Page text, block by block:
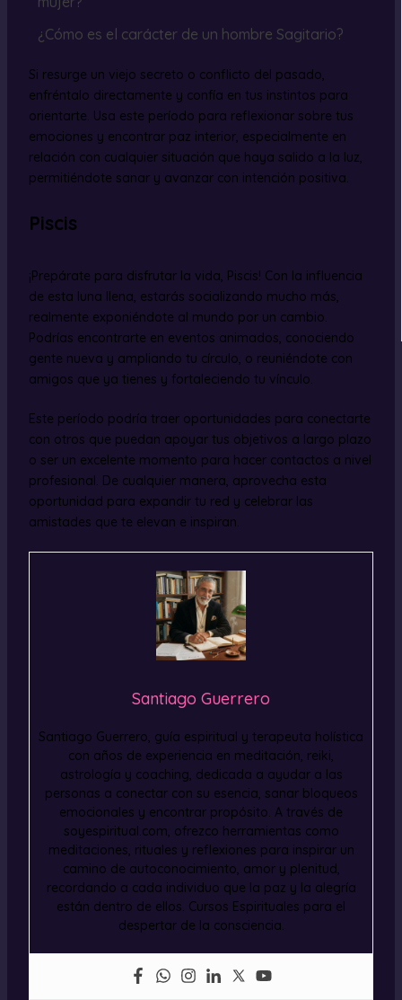
¿Cómo es el carácter de un hombre Sagitario?
Si resurge un viejo secreto o conflicto del pasado,
enfréntalo directamente y confía en tus instintos para
orientarte. Usa este período para reflexionar sobre tus
emociones y encontrar paz interior, especialmente en
relación con cualquier situación que haya salido a la luz,
permitiéndote sanar y avanzar con intención positiva.
Piscis
¡Prepárate para disfrutar la vida, Piscis! Con la influencia
de esta luna llena, estarás socializando mucho más,
realmente exponiéndote al mundo por un cambio.
Podrías encontrarte en eventos animados, conociendo
gente nueva y ampliando tu círculo, o reuniéndote con
amigos que ya tienes y fortaleciendo tu vínculo.
Este período podría traer oportunidades para conectarte
con otros que puedan apoyar tus objetivos a largo plazo
o ser un excelente momento para hacer contactos a nivel
profesional. De cualquier manera, aprovecha esta
oportunidad para expandir tu red y celebrar las
amistades que te elevan e inspiran.
Santiago Guerrero
Santiago Guerrero, guía espiritual y terapeuta holística
con años de experiencia en meditación, reiki,
astrología y coaching, dedicada a ayudar a las
personas a conectar con su esencia, sanar bloqueos
emocionales y encontrar propósito. A través de
soyespiritual.com, ofrezco herramientas como
meditaciones, rituales y reflexiones para inspirar un
camino de autoconocimiento, amor y plenitud,
recordando a cada individuo que la paz y la alegría
están dentro de ellos. Cursos Espirituales para el
despertar de la consciencia.